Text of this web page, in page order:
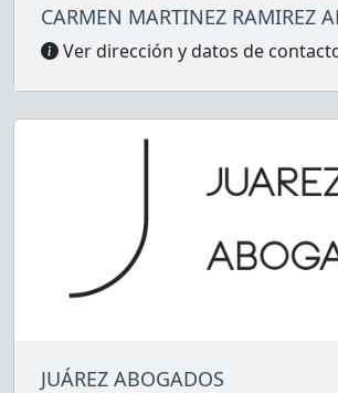
CARMEN MARTINEZ RAMIREZ
Ver dirección y datos de
JUÁREZ ABOGADOS